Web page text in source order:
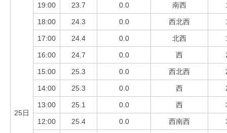
25日
19:00 23.7 0.0 南西
18:00 24.3 0.0 西北西
17:00 24.4 0.0 北西
16:00 24.7 0.0 西
15:00 25.3 0.0 西北西
14:00 25.3 0.0 西
13:00 25.1 0.0 西
12:00 25.4 0.0 西南西